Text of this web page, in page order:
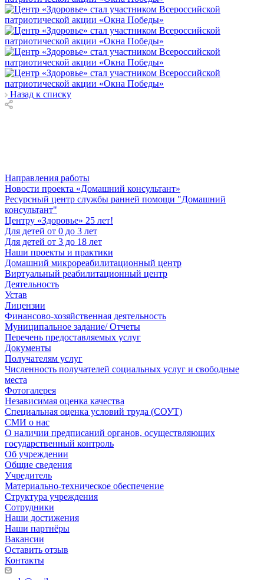
Назад к списку
Направления работы
Новости проекта «Домашний консультант»
Ресурсный центр службы ранней помощи "Домашний
консультант"
Центру «Здоровье» 25 лет!
Для детей от 0 до 3 лет
Для детей от 3 до 18 лет
Наши проекты и практики
Домашний микрореабилитационный центр
Виртуальный реабилитационный центр
Деятельность
Устав
Лицензии
Финансово-хозяйственная деятельность
Муниципальное задание/ Отчеты
Перечень предоставляемых услуг
Документы
Получателям услуг
Численность получателей социальных услуг и свободные
места
Фотогалерея
Независимая оценка качества
Специальная оценка условий труда (СОУТ)
СМИ о нас
О наличии предписаний органов, осуществляющих
государственный контроль
Об учреждении
Общие сведения
Учредитель
Материально-техническое обеспечение
Структура учреждения
Сотрудники
Наши достижения
Наши партнёры
Вакансии
Оставить отзыв
Контакты